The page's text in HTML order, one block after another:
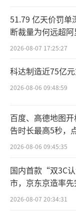
谁在驱动
6月1日盘
业绩，是本轮
数据显
元，同比增长
损由上季度的
财报发布
美团目标价。
51.79 亿天价罚单
断裁量为何远超阿
2026-08-07 17:25:27
科达制造近75亿
2026-08-06 09:48:59
百度、高德地图
告时长最高5秒，
2026-08-06 09:45:35
国内首款“双3C
市，京东京造率
2026-08-07 20:34:31